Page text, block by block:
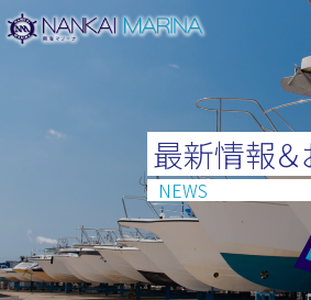
最新情報＆
NEWS